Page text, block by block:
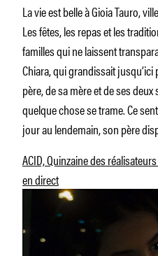
La vie est belle à Gioia Tauro,
Les fêtes, les repas et les
familles qui ne laissent
Chiara, qui grandissait
père, de sa mère et de ses
quelque chose se trame. Ce
jour au lendemain, son père
ACID, Quinzaine des
en direct